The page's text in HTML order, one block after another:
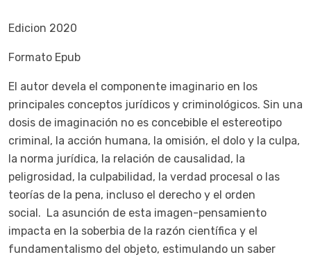
Edicion 2020
Formato Epub
El autor devela el componente imaginario en los
principales conceptos jurídicos y criminológicos. Sin una
dosis de imaginación no es concebible el estereotipo
criminal, la acción humana, la omisión, el dolo y la culpa,
la norma jurídica, la relación de causalidad, la
peligrosidad, la culpabilidad, la verdad procesal o las
teorías de la pena, incluso el derecho y el orden
social. La asunción de esta imagen-pensamiento
impacta en la soberbia de la razón científica y el
fundamentalismo del objeto, estimulando un saber